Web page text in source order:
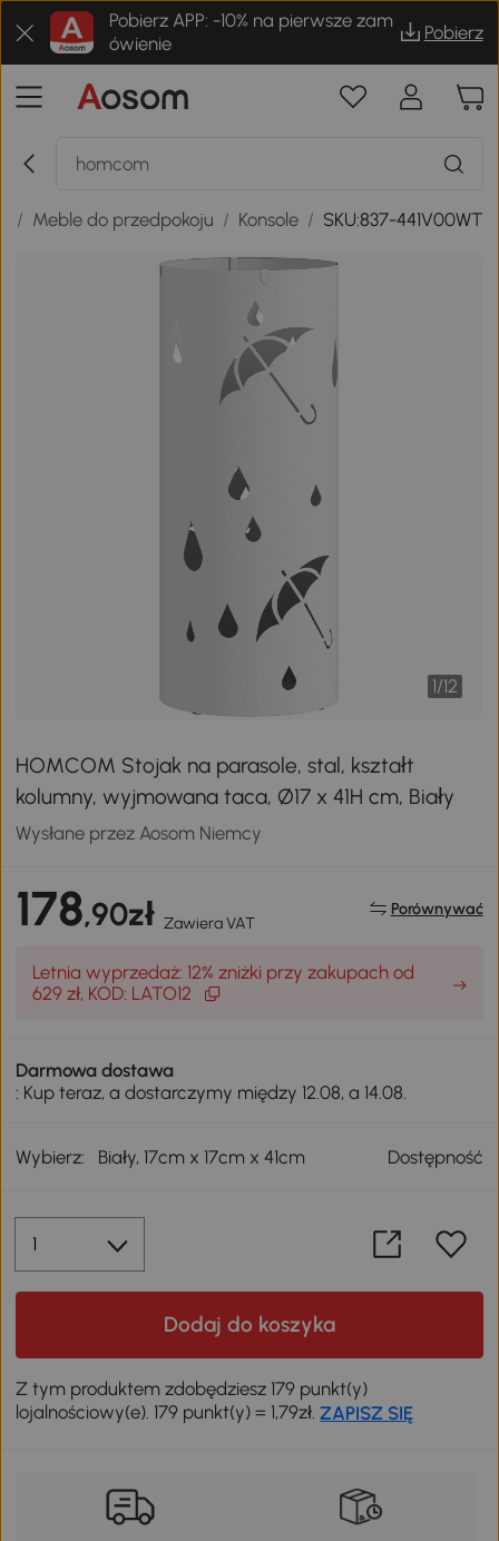
Pobierz APP: -10% na pierwsze zam
ówienie
Pobierz
/ Meble do przedpokoju / Konsole / SKU:837-441V00WT
1/12
HOMCOM Stojak na parasole, stal, kształt
kolumny, wyjmowana taca, Ø17 x 41H cm, Biały
Wysłane przez Aosom Niemcy
178,90zł Zawiera VAT
Porównywać
Letnia wyprzedaż: 12% zniżki przy zakupach od
629 zł, KOD: LATO12
Darmowa dostawa
: Kup teraz, a dostarczymy między 12.08, a 14.08.
Wybierz: Biały, 17cm x 17cm x 41cm Dostępność
Dodaj do koszyka
Z tym produktem zdobędziesz 179 punkt(y)
lojalnościowy(e). 179 punkt(y) = 1,79zł.ZAPISZ SIĘ